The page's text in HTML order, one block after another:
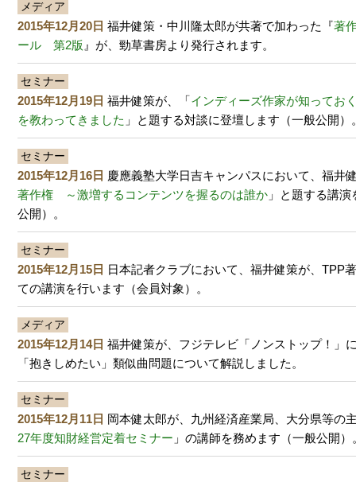
メディア
2015年12月20日 福井健策・中川隆太郎が共著で加わった『著
ール 第2版 』が、勁草書房より発行されます。
セミナー
2015年12月19日 福井健策が、「インディーズ作家が知ってお
を教わってきました 」と題する対談に登壇します（一般公開）
セミナー
2015年12月16日 慶應義塾大学日吉キャンパスにおいて、福井
著作権 ～激増するコンテンツを握るのは誰か 」と題する講
公開）。
セミナー
2015年12月15日 日本記者クラブにおいて、福井健策が、TPP
ての講演を行います（会員対象）。
メディア
2015年12月14日 福井健策が、フジテレビ「ノンストップ！」
「抱きしめたい」類似曲問題について解説しました。
セミナー
2015年12月11日 岡本健太郎が、九州経済産業局、大分県等の
27年度知財経営定着セミナー 」の講師を務めます（一般公開）
セミナー